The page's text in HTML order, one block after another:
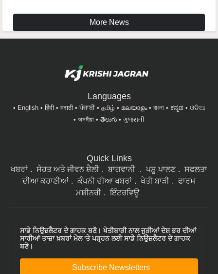
More News
Languages
English हिंदी मराठी ਪੰਜਾਬੀ தமிழ் മലയാളം বাংলা ಕನ್ನಡ
ଓଡିଆ
অসমীয়া
తెలుగు ગુજરાતી
Quick Links
ਖਬਰਾਂ ਸੇਹਤ ਅਤੇ ਜੀਵਨ ਸ਼ੈਲੀ ਬਾਗਵਾਨੀ ਪਸ਼ੂ ਪਾਲਣ
ਸਫਲਤਾ
ਦੀਆ ਕਹਾਣੀਆਂ
ਕੰਪਨੀ ਦੀਆ ਖਬਰਾਂ ਖੇਤੀ ਬਾੜੀ
ਫਾਰਮ
ਮਸ਼ੀਨਰੀ
ਇੰਟਰਵਿਊ
ਸਾਡੇ ਨਿਉਜ਼ਲੈਟਰ ਦੇ ਗਾਹਕ ਬਣੋ। ਖੇਤੀਬਾੜੀ ਨਾਲ ਜੁੜੀਆਂ ਦੇਸ਼ ਭਰ ਦੀਆਂ
ਸਾਰੀਆਂ ਤਾਜ਼ਾ ਖ਼ਬਰਾਂ ਮੇਲ 'ਤੇ ਪੜ੍ਹਨ ਲਈ ਸਾਡੇ ਨਿਉਜ਼ਲੈਟਰ ਦੇ ਗਾਹਕ
ਬਣੋ।
Subscribe Newsletters